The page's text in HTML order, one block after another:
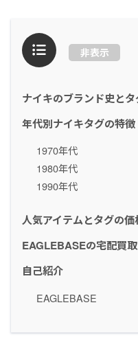
非表示
ナイキのブランド史と
年代別ナイキタグの特徴
1970年代
1980年代
1990年代
人気アイテムとタグの価
EAGLEBASEの宅配買
自己紹介
EAGLEBASE